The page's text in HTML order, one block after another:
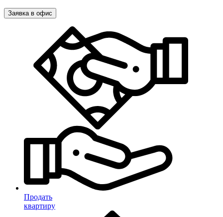
Заявка в офис
Продать
квартиру